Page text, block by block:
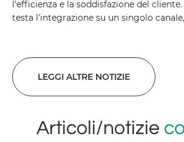
l'efficienza e la soddisfazione del
testa l'integrazione su un singolo
LEGGI ALTRE NOTIZIE
Articoli/notizie